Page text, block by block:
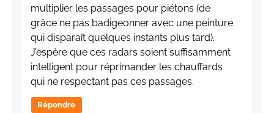
multiplier les passages pour piétons (de
grâce ne pas badigeonner avec une peinture
qui disparaît quelques instants plus tard).
J’espère que ces radars soient suffisamment
intelligent pour réprimander les chauffards
qui ne respectant pas ces passages.
Répondre